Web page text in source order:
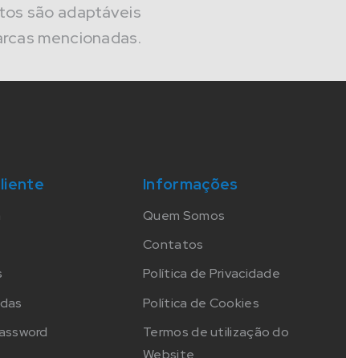
são adaptáveis
mencionadas.
Informações
Quem Somos
Contatos
Política de Privacidade
Política de Cookies
Termos de utilização do
Website